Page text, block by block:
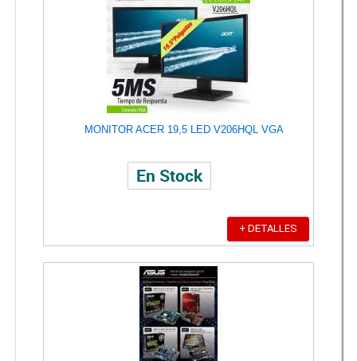
MONITOR ACER 19,5 LED V206HQL VGA
En Stock
+ DETALLES